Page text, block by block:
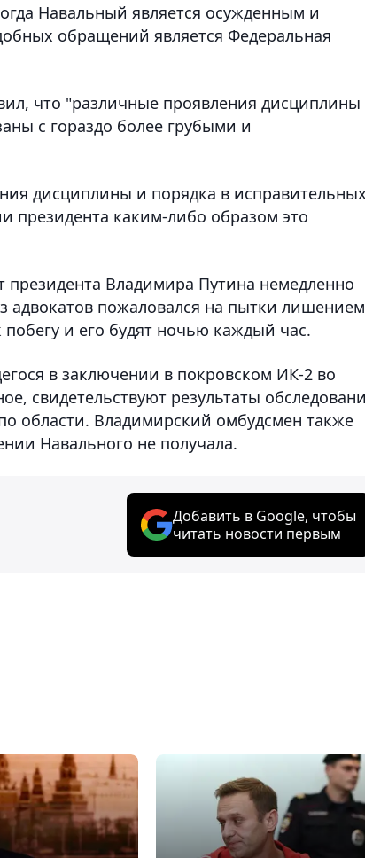
Навальный является осужденным и
обращений является Федеральная
что "различные проявления дисциплины
с гораздо более грубыми и
дисциплины и порядка в
президента каким-либо образом это
президента Владимира Путина немедленно
адвокатов пожаловался на пытки лишением
побегу и его будят ночью каждый час.
в заключении в покровском ИК-2 во
свидетельствуют результаты
области. Владимирский омбудсмен также
Навального не получала.
Добавить в Google, чтобы
читать новости первым